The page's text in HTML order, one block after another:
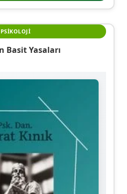
PSIKOLOJI
Basit Yasaları